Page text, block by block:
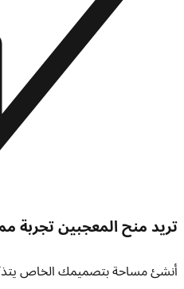
تريد منح المعجبين تجربة
أنشئ مساحة بتصميمك الخاص